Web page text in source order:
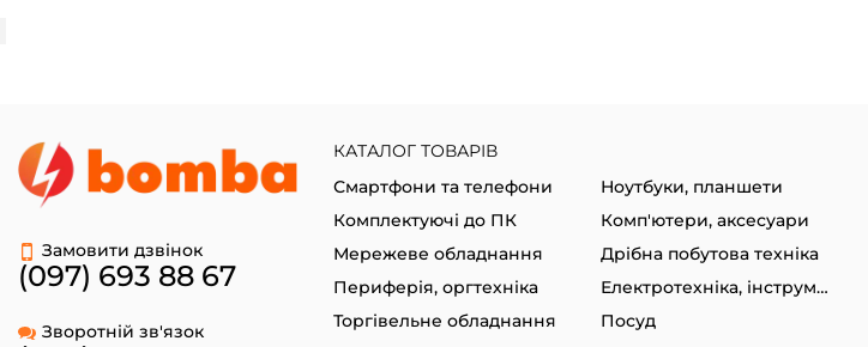
Замовити дзвінок
(097) 693 88 67
Зворотній зв'язок
КАТАЛОГ ТОВАРІВ
Смартфони та телефони
Ноутбуки, планшети
Комплектуючі до ПК
Комп'ютери, аксесуари
Мережеве обладнання
Дрібна побутова техніка
Периферія, оргтехніка
Електротехніка, інструменти
Торгівельне обладнання
Посуд